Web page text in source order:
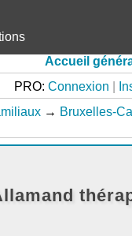
Accueil
PRO: Connexion
→ Bruxelles-